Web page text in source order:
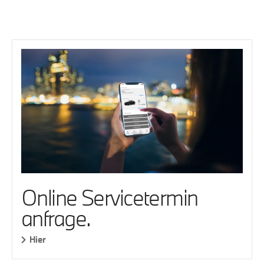
Online Servicetermin
anfrage.
Hier